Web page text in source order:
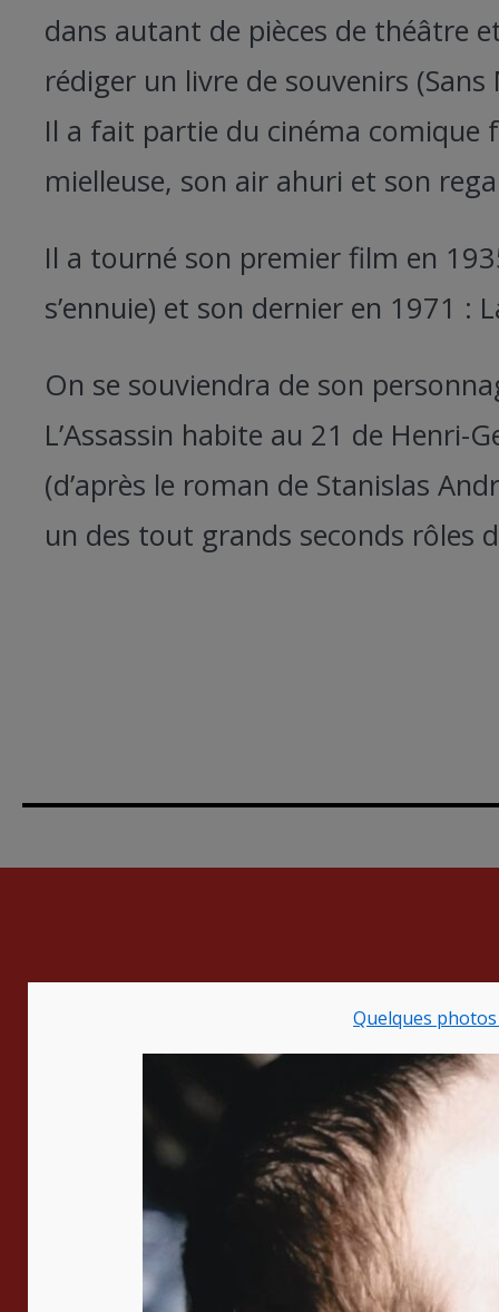
dans autant de pièces de théâtre
rédiger un livre de souvenirs
Il a fait partie du cinéma comique
mielleuse, son air ahuri et son
Il a tourné son premier film en
s’ennuie) et son dernier en 1971 :
On se souviendra de son
L’Assassin habite au 21 de Henri-
(d’après le roman de Stanislas
un des tout grands seconds rôles
Quelques